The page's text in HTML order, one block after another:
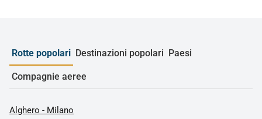
Rotte popolari Destinazioni popolari Paesi
Compagnie aeree
Alghero - Milano